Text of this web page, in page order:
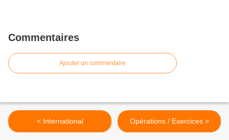
Commentaires
Ajouter un commentaire
< International Opérations / Exercices >